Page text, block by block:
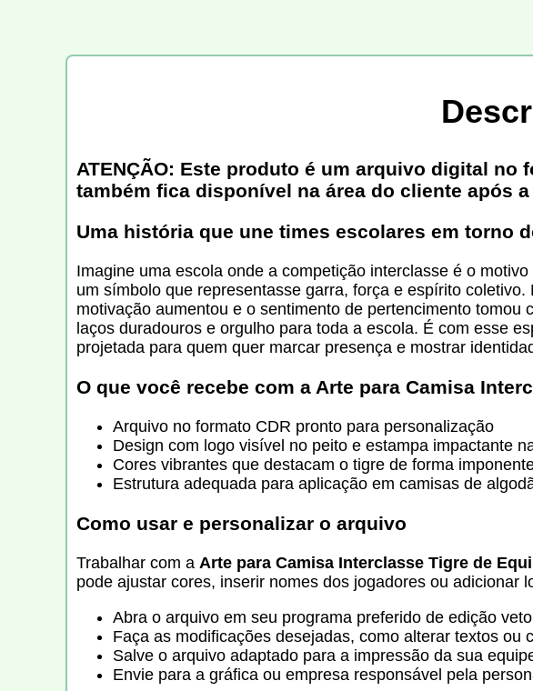
ATENÇÃO: Este produto é um arquivo digital no
também fica disponível na área do cliente após
Uma história que une times escolares em torno
Imagine uma escola onde a competição interclasse é o
um símbolo que representasse garra, força e espírito
motivação aumentou e o sentimento de pertencimento
laços duradouros e orgulho para toda a escola. É com esse
projetada para quem quer marcar presença e mostrar
O que você recebe com a Arte para Camisa
Arquivo no formato CDR pronto para personalização
Design com logo visível no peito e estampa impactante
Cores vibrantes que destacam o tigre de forma
Estrutura adequada para aplicação em camisas de
Como usar e personalizar o arquivo
Trabalhar com a Arte para Camisa Interclasse Tigre de
pode ajustar cores, inserir nomes dos jogadores ou adicionar
Abra o arquivo em seu programa preferido de edição
Faça as modificações desejadas, como alterar textos ou
Salve o arquivo adaptado para a impressão da sua
Envie para a gráfica ou empresa responsável pela